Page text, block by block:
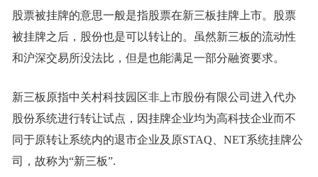
股票被挂牌的意思一般是指股票在新三板挂牌上市。股票
被挂牌之后，股份也是可以转让的。虽然新三板的流动性
和沪深交易所没法比，但是也能满足一部分融资要求。
新三板原指中关村科技园区非上市股份有限公司进入代办
股份系统进行转让试点，因挂牌企业均为高科技企业而不
同于原转让系统内的退市企业及原STAQ、NET系统挂牌公
司，故称为“新三板”.